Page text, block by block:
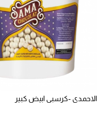
الاحمدى -كرسبى ابيض كبير